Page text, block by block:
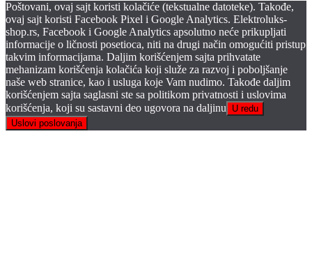
Poštovani, ovaj sajt koristi kolačiće (tekstualne datoteke). Takođe,
ovaj sajt koristi Facebook Pixel i Google Analytics. Elektroluks-
shop.rs, Facebook i Google Analytics apsolutno neće prikupljati
informacije o ličnosti posetioca, niti na drugi način omogućiti pristup
takvim informacijama. Daljim korišćenjem sajta prihvatate
mehanizam korišćenja kolačića koji služe za razvoj i poboljšanje
naše web stranice, kao i usluga koje Vam nudimo. Takođe daljim
korišćenjem sajta saglasni ste sa politikom privatnosti i uslovima
korišćenja, koji su sastavni deo ugovora na daljinu
U redu
Uslovi poslovanja